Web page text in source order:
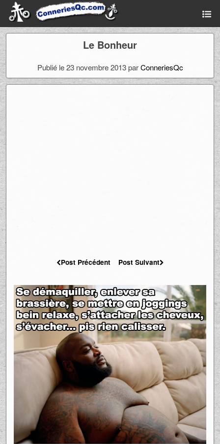
Le Bonheur
Publié le 23 novembre 2013 parConneriesQc
Post Précédent Post Suivant